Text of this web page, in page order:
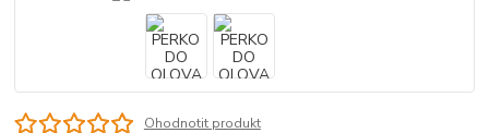
Ohodnotit produkt